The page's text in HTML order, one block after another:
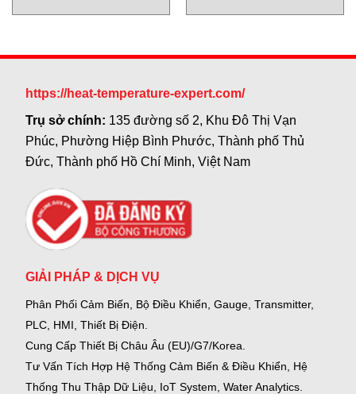
(Compact IR Sensor –
Miniature Công Nghiệp
https://heat-temperature-expert.com/
Trụ sở chính: 135 đường số 2, Khu Đô Thị Vạn
Phúc, Phường Hiệp Bình Phước, Thành phố Thủ
Đức, Thành phố Hồ Chí Minh, Việt Nam
GIẢI PHÁP & DỊCH VỤ
Phân Phối Cảm Biến, Bộ Điều Khiển, Gauge, Transmitter,
PLC, HMI, Thiết Bị Điện.
Cung Cấp Thiết Bị Châu Âu (EU)/G7/Korea.
Tư Vấn Tích Hợp Hệ Thống Cảm Biến & Điều Khiển, Hệ
Thống Thu Thập Dữ Liệu, IoT System, Water Analytics.